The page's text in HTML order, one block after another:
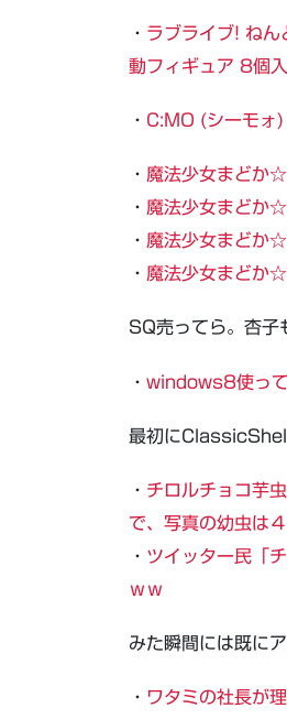
・ ラブライブ! ね
動フィギュア 8個
・ C:MO (シーモォ
・ 魔法少女まどか
・ 魔法少女まどか
・ 魔法少女まどか
・ 魔法少女まどか
SQ売ってら。杏子
・ windows8使っ
最初にClassicShell
・ チロルチョコ芋
で、写真の幼虫は
・ ツイッター民「
ｗｗ
みた瞬間には既に
・ ワタミの社長が